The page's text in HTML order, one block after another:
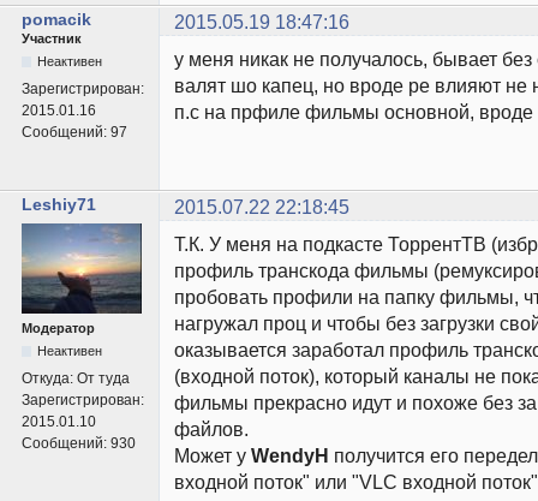
pomacik 2015.05.19 18:47:16
Участник
Неактивен
Зарегистрирован:
2015.01.16
Сообщений: 97
у меня никак не получалось, бывает
валят шо капец, но вроде ре влияют не
п.с на прфиле фильмы основной, вроде
Leshiy71 2015.07.22 22:18:45
Модератор
Неактивен
Откуда: От туда
Зарегистрирован:
2015.01.10
Сообщений: 930
Т.К. У меня на подкасте ТоррентТВ
профиль транскода фильмы
пробовать профили на папку фильмы,
нагружал проц и чтобы без загрузки
оказывается заработал профиль
(входной поток), который каналы не
фильмы прекрасно идут и похоже без
файлов.
Может у WendyH получится его
входной поток" или "VLC входной